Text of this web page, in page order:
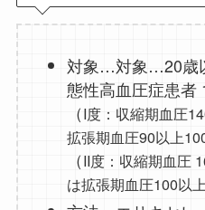
対象…対象…20歳
態性高血圧症患者
（I度：収縮期血圧
拡張期血圧90以上
（II度：収縮期血圧
は拡張期血圧100以